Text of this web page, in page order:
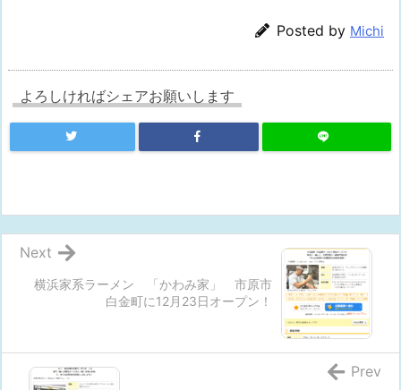
Posted by Michi
よろしければシェアお願いします
横浜家系ラーメン 「かわみ家」 市原市
白金町に12月23日オープン！
Next
Prev